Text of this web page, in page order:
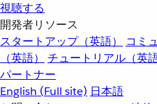
視聴する
開発者リソース
スタートアップ（英語）
コミ
（英語）
チュートリアル（英語
パートナー
English (Full site) 日本語